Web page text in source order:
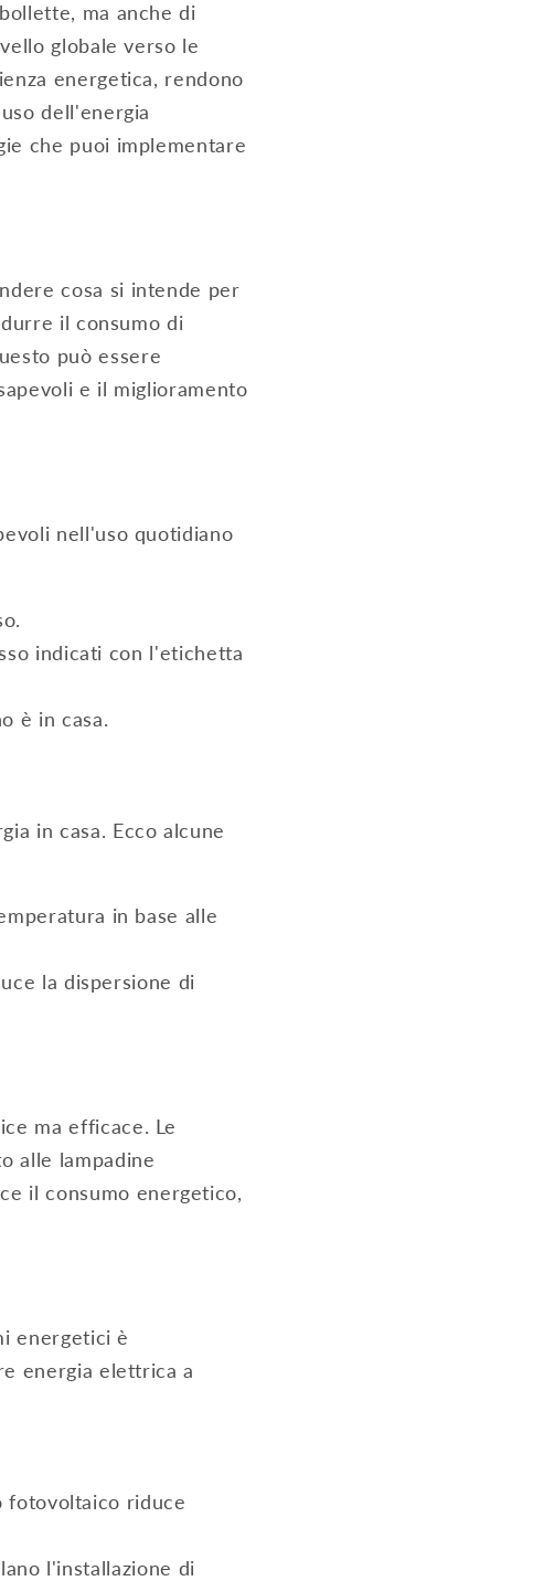
ma anche di
globale verso le
energetica, rendono
dell'energia
che puoi implementare
cosa si intende per
il consumo di
può essere
e il miglioramento
nell'uso quotidiano
indicati con l'etichetta
è in casa.
in casa. Ecco alcune
in base alle
la dispersione di
ma efficace. Le
alle lampadine
il consumo energetico,
energetici è
energia elettrica a
fotovoltaico riduce
l'installazione di